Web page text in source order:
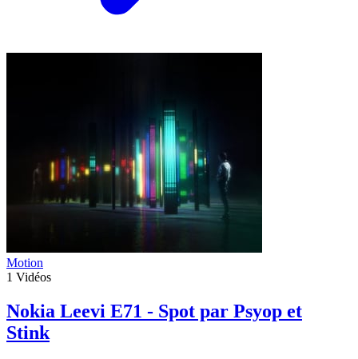
Motion
1 Vidéos
Nokia Leevi E71 - Spot par Psyop et
Stink